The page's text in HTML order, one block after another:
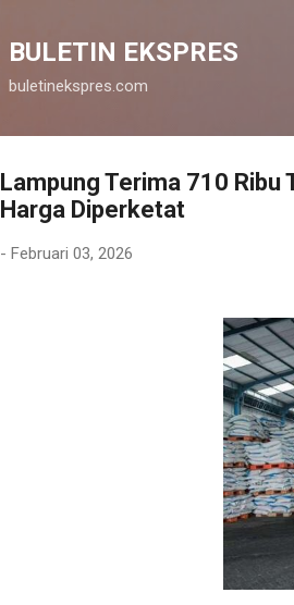
BULETIN EKSPRES
buletinekspres.com
Lampung Terima 710 Ribu
Harga Diperketat
- Februari 03, 2026